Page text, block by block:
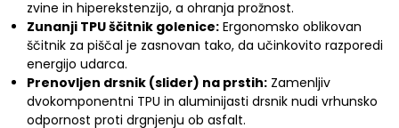
zvine in hiperekstenzijo, a ohranja prožnost.
Zunanji TPU ščitnik golenice: Ergonomsko oblikovan
ščitnik za piščal je zasnovan tako, da učinkovito razporedi
energijo udarca.
Prenovljen drsnik (slider) na prstih: Zamenljiv
dvokomponentni TPU in aluminijasti drsnik nudi vrhunsko
odpornost proti drgnjenju ob asfalt.